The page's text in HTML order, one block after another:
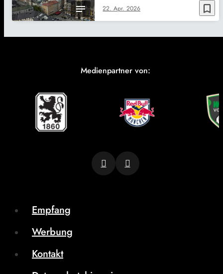
bookmark_border
22. Apr. 2026
Medienpartner von:
Empfang
Werbung
Kontakt